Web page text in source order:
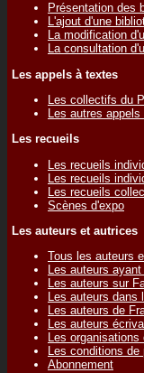
Présentation des
L'ajout d'une
La modification
La consultation
Les appels à textes
Les collectifs du
Les autres
Les recueils
Les recueils
Les recueils
Les recueils
Scènes d'expo
Les auteurs et autrices
Tous les auteurs
Les auteurs
Les auteurs sur
Les auteurs dans
Les auteurs de
Les auteurs
Les organisations
Les conditions
Abonnement